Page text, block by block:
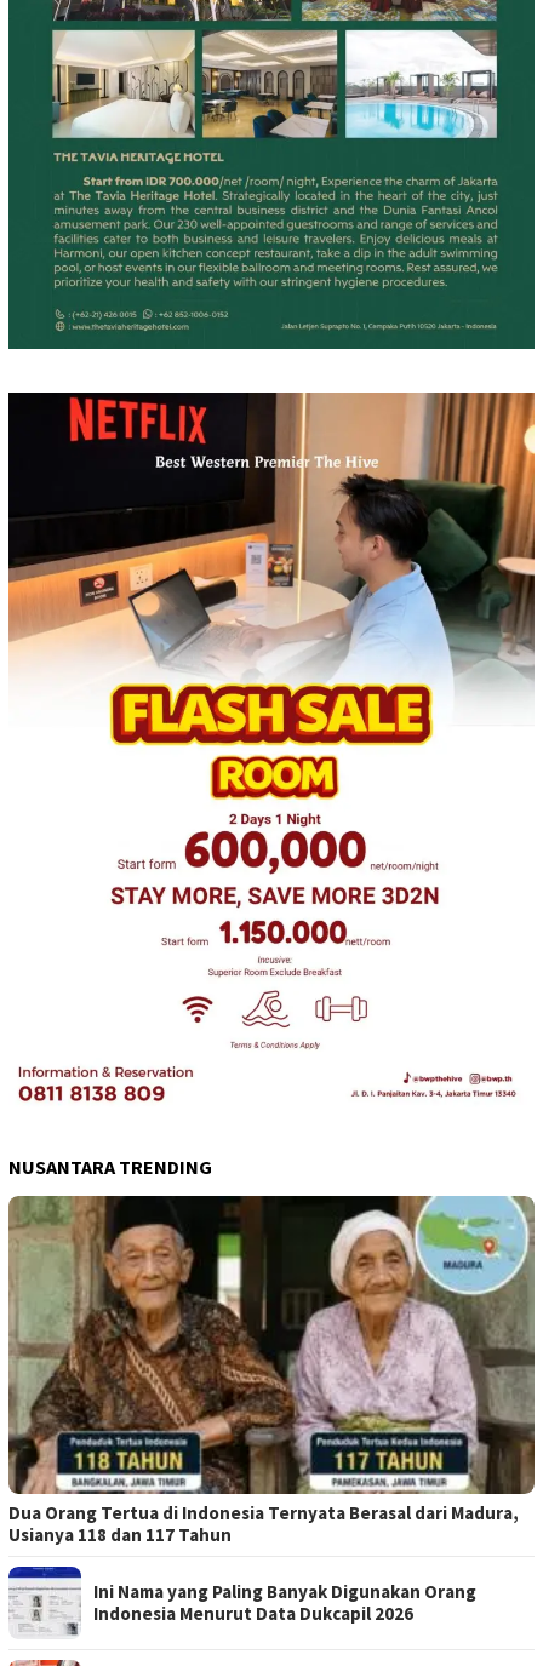
NUSANTARA TRENDING
Dua Orang Tertua di Indonesia Ternyata Berasal dari Madura,
Usianya 118 dan 117 Tahun
Ini Nama yang Paling Banyak Digunakan Orang
Indonesia Menurut Data Dukcapil 2026